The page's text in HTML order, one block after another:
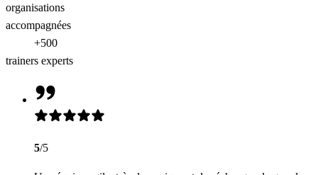
organisations
accompagnées
+500
trainers experts
5/5